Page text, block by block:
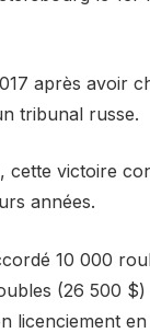
après avoir
tribunal russe.
cette victoire
années.
10 000
(26 500
licenciement